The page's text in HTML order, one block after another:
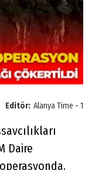
Editör: Alanya Time - 1
Daire